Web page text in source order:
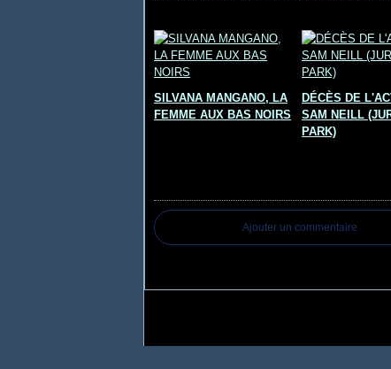
SILVANA MANGANO, LA
FEMME AUX BAS NOIRS
DÉCÈS DE
SAM NEILL
PARK)
Ajouter un commentaire